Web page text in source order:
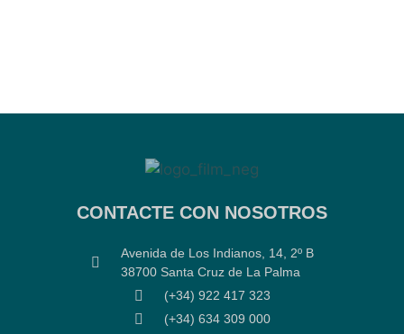
CONTACTE CON NOSOTROS
Avenida de Los Indianos, 14, 2º B
38700 Santa Cruz de La Palma
(+34) 922 417 323
(+34) 634 309 000